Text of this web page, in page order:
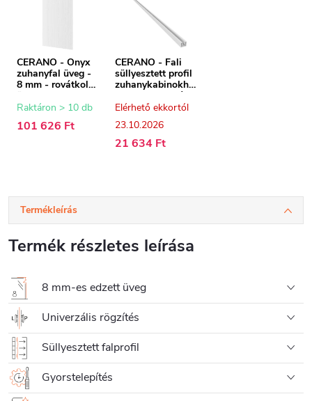
CERANO - Onyx
zuhanyfal üveg -
8 mm - rovátkolt
cm
Raktáron > 10 db
101 626 Ft
CERANO - Fali
süllyesztett profil
zuhanykabinokho
z - 8 mm - fehér -
200 cm
Elérhető ekkortól
23.10.2026
21 634 Ft
Termékleírás
Termék részletes leírása
8 mm-es edzett üveg
Univerzális rögzítés
Süllyesztett falprofil
Gyorstelepítés